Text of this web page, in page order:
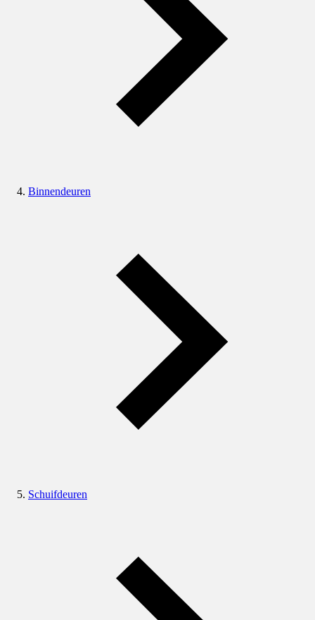
Binnendeuren
Schuifdeuren